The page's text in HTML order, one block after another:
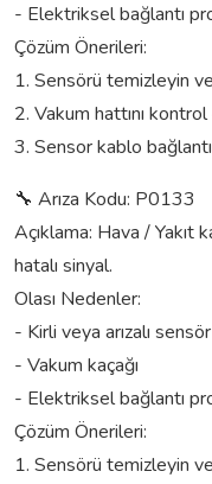
- Elektriksel bağlantı
Çözüm Önerileri:
1. Sensörü temizleyin
2. Vakum hattını
3. Sensor kablo
🔧 Arıza Kodu: P0133
Açıklama: Hava / Yakıt
hatalı sinyal.
Olası Nedenler:
- Kirli veya arızalı sensör
- Vakum kaçağı
- Elektriksel bağlantı
Çözüm Önerileri:
1. Sensörü temizleyin